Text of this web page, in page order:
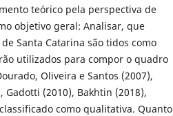
teórico pela perspectiva de
objetivo geral: Analisar, que
Santa Catarina são tidos como
utilizados para compor o quadro
Oliveira e Santos (2007),
Gadotti (2010), Bakhtin (2018),
como qualitativa. Quanto